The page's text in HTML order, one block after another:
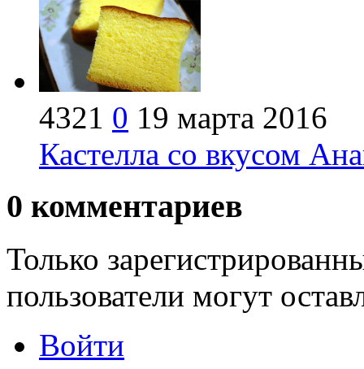
4321 0 19 марта 2016
Кастелла со вкусом
0 комментариев
Только
пользователи могут
Войти